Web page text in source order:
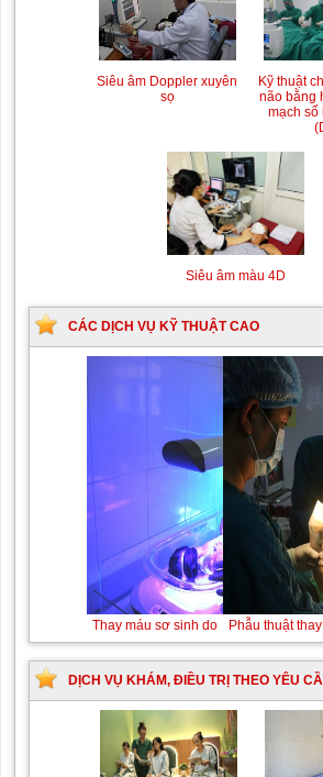
Siêu âm Doppler xuyên
sọ
Kỹ thuật
não bằng
mạch số
Siêu âm màu 4D
CÁC DỊCH VỤ KỸ THUẬT CAO
Thay máu sơ sinh do bất đồng
DỊCH VỤ KHÁM, ĐIỀU TRỊ THEO YÊU